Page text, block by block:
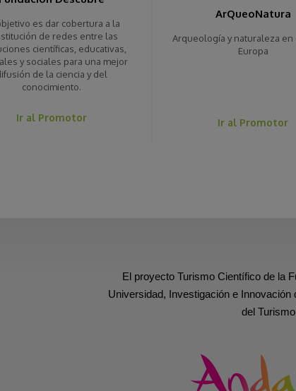
es dar cobertura a la
de redes entre las
científicas, educativas,
y sociales para una mejor
de la ciencia y del
conocimiento.
Ir al Promotor
ArQueoNatura
Arqueología y naturaleza en
Europa
Ir al Promotor
El proyecto Turismo Científico de la
Universidad, Investigación e
del